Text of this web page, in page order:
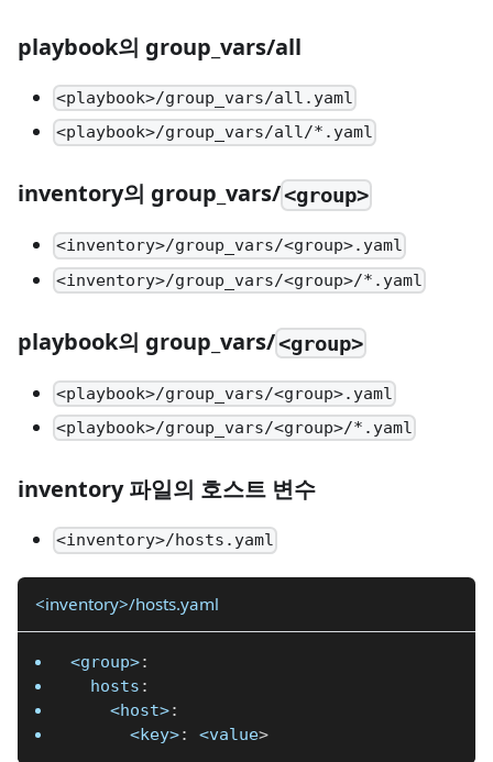
playbook의 group_vars/all
<playbook>/group_vars/all.yaml
<playbook>/group_vars/all/*.yaml
inventory의 group_vars/<group>
<inventory>/group_vars/<group>.yaml
<inventory>/group_vars/<group>/*.yaml
playbook의 group_vars/<group>
<playbook>/group_vars/<group>.yaml
<playbook>/group_vars/<group>/*.yaml
inventory 파일의 호스트 변수
<inventory>/hosts.yaml
<inventory>/hosts.yaml
<group>:
hosts :
<host>:
<key>: <value>